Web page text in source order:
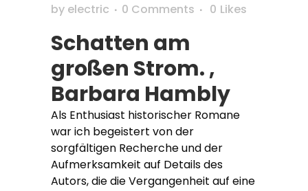
by electric 0 Comments 0 Likes
Schatten am
großen Strom. ,
Barbara Hambly
Als Enthusiast historischer Romane
war ich begeistert von der
sorgfältigen Recherche und der
Aufmerksamkeit auf Details des
Autors, die die Vergangenheit auf eine